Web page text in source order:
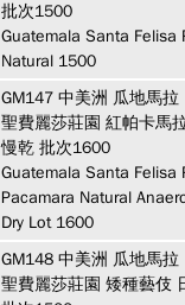
批次1500
Guatemala Santa Felisa
Natural 1500
GM147 中美洲 瓜地馬拉
聖費麗莎莊園 紅帕卡馬
慢乾 批次1600
Guatemala Santa Felisa
Pacamara Natural
Dry Lot 1600
GM148 中美洲 瓜地馬拉
聖費麗莎莊園 矮種藝伎